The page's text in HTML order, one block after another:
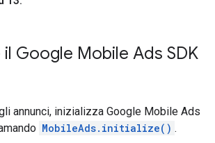
Google Mobile Ads SDK
annunci, inizializza Google Mobile Ads
MobileAds.initialize() .